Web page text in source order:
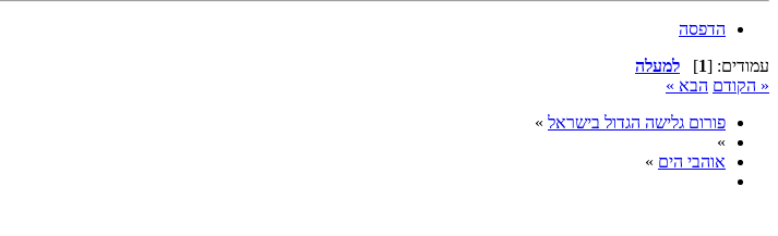
הדפסה
עמודים: [1
] למעלה
« הקודם הבא »
פורום גלישה הגדול בישראל »
»
אוהבי הים »